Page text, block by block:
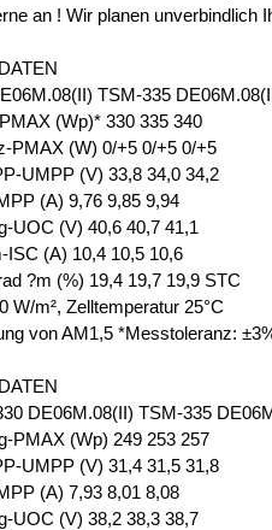
an ! Wir planen unverbindlich
TSM-335
(Wp)* 330 335 340
PMAX (W) 0/+5 0/+5 0/+5
UMPP (V) 33,8 34,0 34,2
(A) 9,76 9,85 9,94
UOC (V) 40,6 40,7 41,1
(A) 10,4 10,5 10,6
?m (%) 19,4 19,7 19,9 STC
W/m², Zelltemperatur 25°C
von AM1,5 *Messtoleranz:
DE06M.08(II) TSM-335
PMAX (Wp) 249 253 257
UMPP (V) 31,4 31,5 31,8
(A) 7,93 8,01 8,08
UOC (V) 38,2 38,3 38,7